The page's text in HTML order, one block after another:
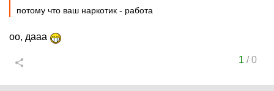
потому что ваш наркотик - работа
оо, дааа
1 /0